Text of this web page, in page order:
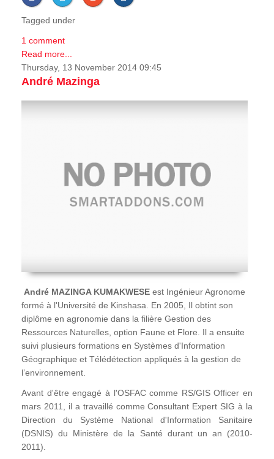
Tagged under
1 comment
Read more...
Thursday, 13 November 2014 09:45
André Mazinga
André MAZINGA KUMAKWESE est Ingénieur Agronome
formé à l'Université de Kinshasa. En 2005, Il obtint son
diplôme en agronomie dans la filière Gestion des
Ressources Naturelles, option Faune et Flore. Il a ensuite
suivi plusieurs formations en Systèmes d'Information
Géographique et Télédétection appliqués à la gestion de
l’environnement.
Avant d'être engagé à l'OSFAC comme RS/GIS Officer en
mars 2011, il a travaillé comme Consultant Expert SIG à la
Direction du Système National d'Information Sanitaire
(DSNIS) du Ministère de la Santé durant un an (2010-
2011).